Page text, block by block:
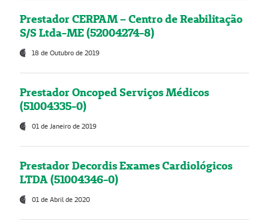
Prestador CERPAM – Centro de Reabilitação
S/S Ltda-ME (52004274-8)
18 de Outubro de 2019
Prestador Oncoped Serviços Médicos
(51004335-0)
01 de Janeiro de 2019
Prestador Decordis Exames Cardiológicos
LTDA (51004346-0)
01 de Abril de 2020